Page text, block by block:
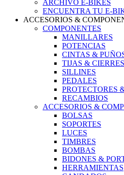
ARCHIVO E-BIKES
ENCUENTRA TU E-
ACCESORIOS &
COMPONENTES
MANILLARES
POTENCIAS
CINTAS &
TIJAS & CIERRES
SILLINES
PEDALES
PROTECTORES
RECAMBIOS
ACCESORIOS &
BOLSAS
SOPORTES
LUCES
TIMBRES
BOMBAS
BIDONES &
HERRAMIENTAS